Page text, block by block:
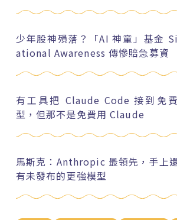
少年股神殞落？「AI 神童」基金
ational Awareness 傳慘賠急募資
有工具把 Claude Code 接到免
型，但那不是免費用 Claude
馬斯克：Anthropic 最領先，手上
有未發布的更強模型